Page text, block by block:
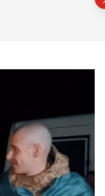
е
ж
и
м
у